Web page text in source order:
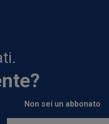
Non sei un abbonato